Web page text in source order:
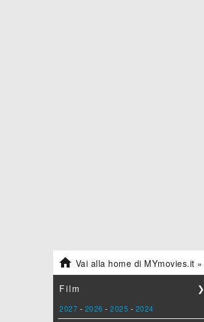
 Vai alla home di MYmovies.it »
Film ❯
2027 - 2026 - 2025 - 2024